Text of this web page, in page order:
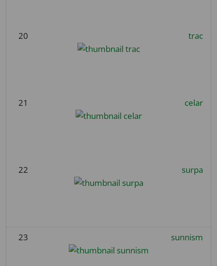
20 trac
21 celar
22 surpa
23 sunnism